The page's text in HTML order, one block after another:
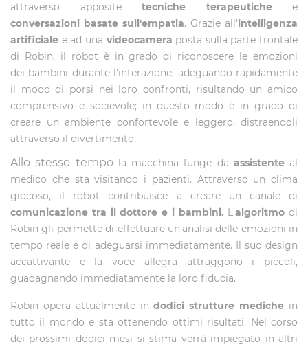
attraverso apposite tecniche terapeutichee
conversazioni basate sull'empatia. Grazie all'intelligenza
artificiale e ad una videocamera posta sulla parte frontale
di Robin, il robot è in grado di riconoscere le emozioni
dei bambini durante l'interazione, adeguando rapidamente
il modo di porsi nei loro confronti, risultando un amico
comprensivo e socievole; in questo modo è in grado di
creare un ambiente confortevole e leggero, distraendoli
attraverso il divertimento.
Allo stesso tempola macchina funge da assistente al
medico che sta visitando i pazienti. Attraverso un clima
giocoso, il robot contribuisce a creare un canale di
comunicazione tra il dottore e i bambini. L'algoritmo di
Robin gli permette di effettuare un'analisi delle emozioni in
tempo reale e di adeguarsi immediatamente. Il suo design
accattivante e la voce allegra attraggono i piccoli,
guadagnando immediatamente la loro fiducia.
Robin opera attualmente indodici strutture mediche in
tutto il mondo e sta ottenendo ottimi risultati. Nel corso
dei prossimi dodici mesi si stima verrà impiegato in altri